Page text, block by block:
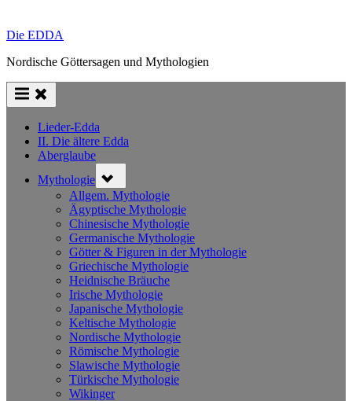
Die EDDA
Nordische Göttersagen und Mythologien
Lieder-Edda
II. Die ältere Edda
Aberglaube
Mythologie sub-
menu
Allgem. Mythologie
Ägyptische Mythologie
Chinesische Mythologie
Germanische Mythologie
Götter & Figuren in der Mythologie
Griechische Mythologie
Heidnische Bräuche
Irische Mythologie
Japanische Mythologie
Keltische Mythologie
Nordische Mythologie
Römische Mythologie
Slawische Mythologie
Türkische Mythologie
Wikinger